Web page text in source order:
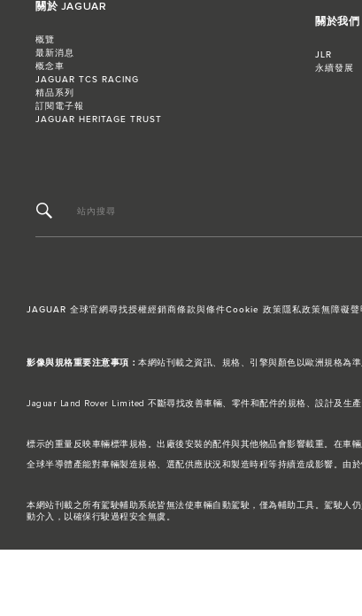
關於 JAGUAR
概覽
最新消息
概念車
JAGUAR TCS RACING
精品系列
訂閱電子報
JAGUAR HERITAGE TRUST
關於我們
JLR
永續發展
站內搜尋
JAGUAR 全球官網尋找授權經銷商條款與條件Cookie 政策隱私政策無障礙聲
影像與規格重要注意事項： 本網站刊載之資訊、規格、引擎與顏色以歐洲規格為
Jaguar Land Rover Limited 不斷尋找改善車輛、零件和配件的規格、設計及生
標示的重量反映車輛標準規格。出廠後安裝的配件與其他物品會影響載重。在車
全球半導體產能對車輛製造規格、選配供應狀況和製造時程等持續造成影響。由
本網站刊載之所有駕駛輔助系統皆無法使車輛自動駕駛，僅為輔助工具。駕駛人
動介入，以確保行駛過程安全無虞。